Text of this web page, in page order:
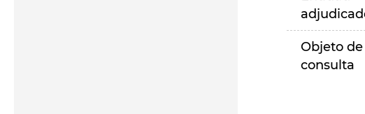
Objeto de
consulta